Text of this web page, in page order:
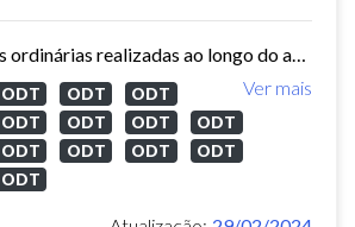
Ver mais
ODT ODT
ODT
ODT ODT ODT
ODT
ODT ODT ODT
ODT
ODT